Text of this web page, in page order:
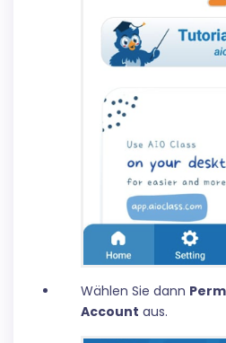
Wählen Sie dann
Account aus.